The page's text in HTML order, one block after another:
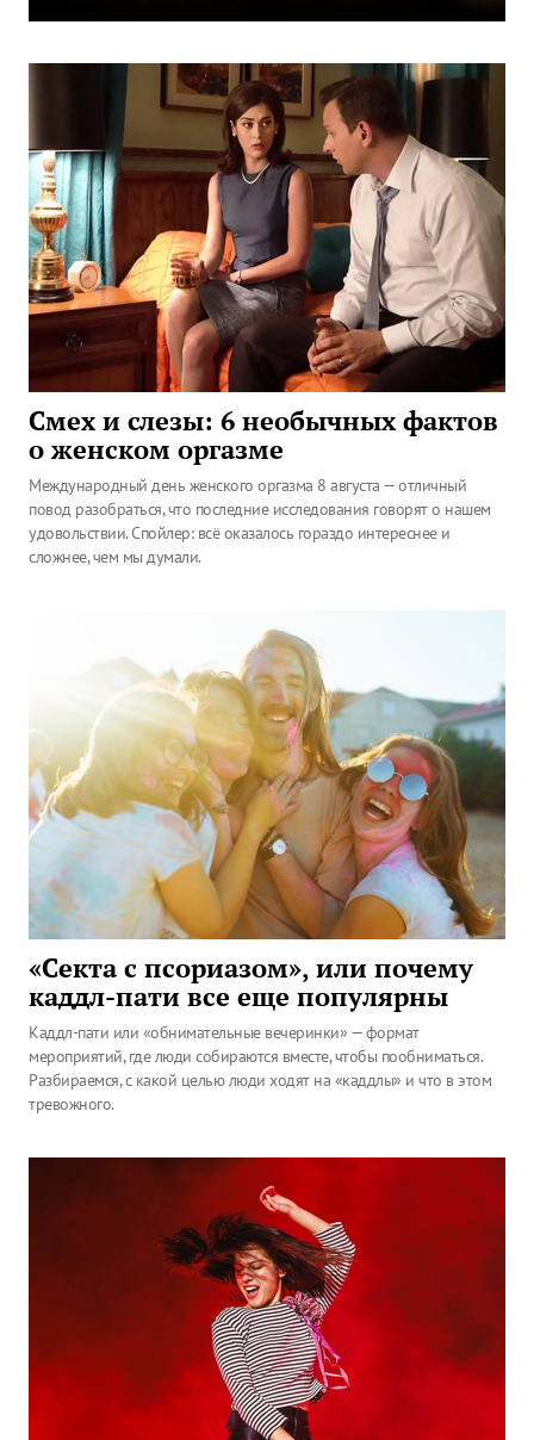
Смех и слезы: 6 необычных фактов
о женском оргазме
Международный день женского оргазма 8 августа — отличный
повод разобраться, что последние исследования говорят о нашем
удовольствии. Спойлер: всё оказалось гораздо интереснее и
сложнее, чем мы думали.
«Секта с псориазом», или почему
каддл-пати все еще популярны
Каддл-пати или «обнимательные вечеринки» — формат
мероприятий, где люди собираются вместе, чтобы пообниматься.
Разбираемся, с какой целью люди ходят на «каддлы» и что в этом
тревожного.